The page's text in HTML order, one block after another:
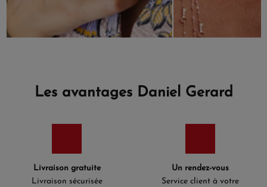
Les avantages Daniel Gerard
Livraison gratuite
Livraison sécurisée
Un rendez-vous
Service client à votre